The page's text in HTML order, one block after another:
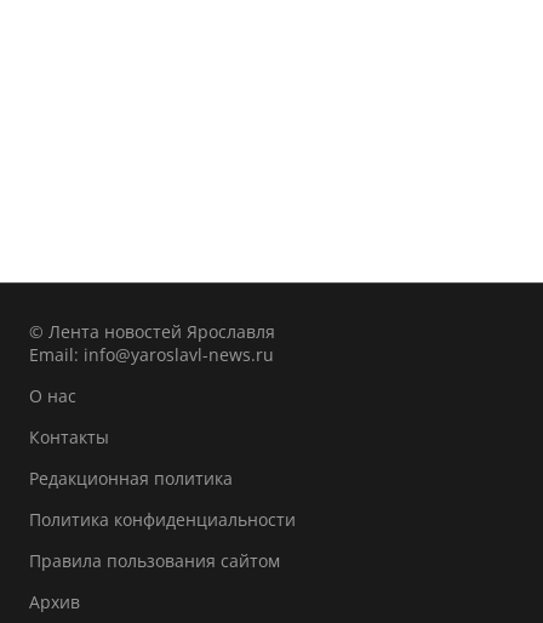
© Лента новостей Ярославля
Email: info@yaroslavl-news.ru
О нас
Контакты
Редакционная политика
Политика конфиденциальности
Правила пользования сайтом
Архив